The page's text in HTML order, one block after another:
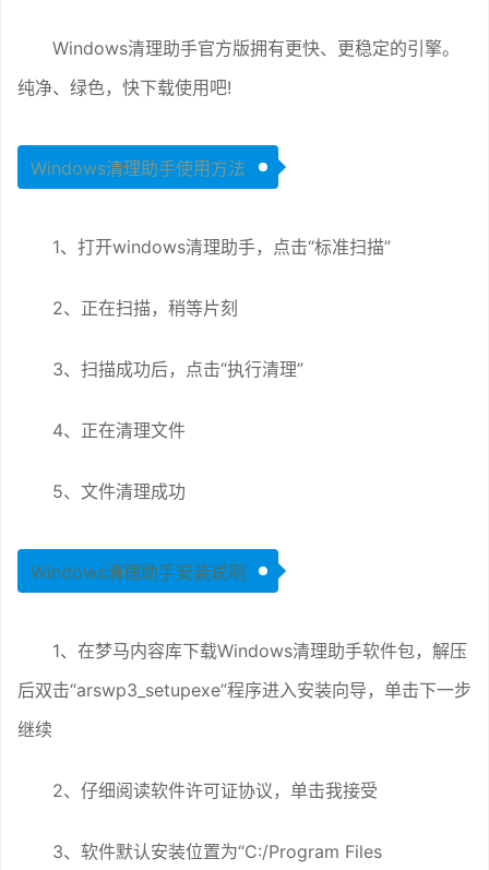
Windows清理助手官方版拥有更快、更稳定的引擎。
纯净、绿色，快下载使用吧!
Windows清理助手使用方法
1、打开windows清理助手，点击“标准扫描”
2、正在扫描，稍等片刻
3、扫描成功后，点击“执行清理”
4、正在清理文件
5、文件清理成功
Windows清理助手安装说明
1、在梦马内容库下载Windows清理助手软件包，解压
后双击“arswp3_setupexe”程序进入安装向导，单击下一步
继续
2、仔细阅读软件许可证协议，单击我接受
3、软件默认安装位置为“C:/Program Files